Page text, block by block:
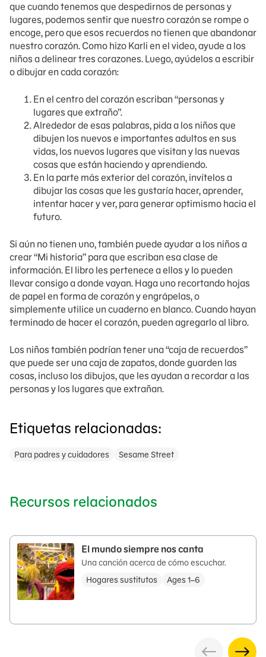
que cuando tenemos que despedirnos de personas y
lugares, podemos sentir que nuestro corazón se rompe o
encoge, pero que esos recuerdos no tienen que abandonar
nuestro corazón. Como hizo Karli en el video, ayude a los
niños a delinear tres corazones. Luego, ayúdelos a escribir
o dibujar en cada corazón:
En el centro del corazón escriban “personas y
lugares que extraño”.
Alrededor de esas palabras, pida a los niños que
dibujen los nuevos e importantes adultos en sus
vidas, los nuevos lugares que visitan y las nuevas
cosas que están haciendo y aprendiendo.
En la parte más exterior del corazón, invítelos a
dibujar las cosas que les gustaría hacer, aprender,
intentar hacer y ver, para generar optimismo hacia el
futuro.
Si aún no tienen uno, también puede ayudar a los niños a
crear “Mi historia” para que escriban esa clase de
información. El libro les pertenece a ellos y lo pueden
llevar consigo a donde vayan. Haga uno recortando hojas
de papel en forma de corazón y engrápelas, o
simplemente utilice un cuaderno en blanco. Cuando hayan
terminado de hacer el corazón, pueden agregarlo al libro.
Los niños también podrían tener una “caja de recuerdos”
que puede ser una caja de zapatos, donde guarden las
cosas, incluso los dibujos, que les ayudan a recordar a las
personas y los lugares que extrañan.
Etiquetas relacionadas:
Para padres y cuidadores Sesame Street
Recursos relacionados
El mundo siempre nos canta
Una canción acerca de cómo escuchar.
Hogares sustitutos
Ages 1–6